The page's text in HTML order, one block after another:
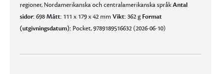
regioner, Nordamerikanska och centralamerikanska språkAntal
sidor:698Mått: 111 x 179 x 42 mmVikt:362 g Format
(utgivningsdatum): Pocket, 9789189516632 (2026-06-10)